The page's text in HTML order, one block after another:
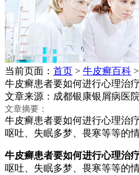
当前页面： 首页 > 牛皮癣百科 >
牛皮癣患者要如何进行心理治
文章来源：成都银康银屑病医
文章摘要：
牛皮癣患者要如何进行心理治
呕吐、失眠多梦、畏寒等等的
牛皮癣患者要如何进行心理治
呕吐、失眠多梦、畏寒等等的